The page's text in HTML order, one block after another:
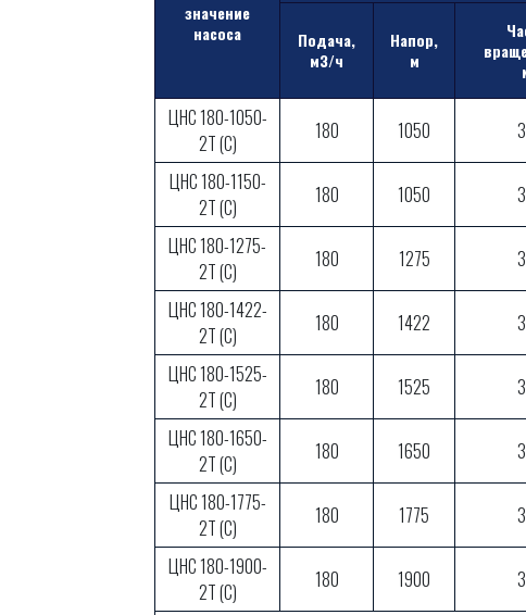
значение
насоса
Подача,
м3/ч
Напор,
м
ЦНС 180-1050-
2Т (С)
180 1050
ЦНС 180-1150-
2Т (С)
180 1050
ЦНС 180-1275-
2Т (С)
180 1275
ЦНС 180-1422-
2Т (С)
180 1422
ЦНС 180-1525-
2Т (С)
180 1525
ЦНС 180-1650-
2Т (С)
180 1650
ЦНС 180-1775-
2Т (С)
180 1775
ЦНС 180-1900-
2Т (С)
180 1900